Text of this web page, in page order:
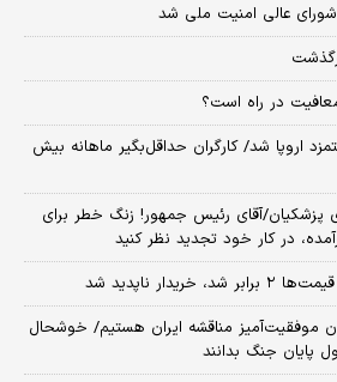
عالی امنیت ملی شد
معافیت در راه است؟
اروپا شد/ کارگران حداقل‌بگیر ماهانه بیش
پزشکیان/آقای رئیس جمهور! زنگ خطر برای
در کار خود تجدید نظر کنید
ناپدید شد
موفقیت‌آمیز مناقشه ایران هستیم/ خوشحال
پایان جنگ بدانند